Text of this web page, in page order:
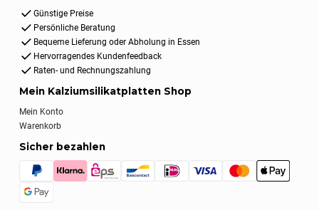
Günstige Preise
Persönliche Beratung
Bequeme Lieferung oder Abholung in Essen
Hervorragendes Kundenfeedback
Raten- und Rechnungszahlung
Mein Kalziumsilikatplatten Shop
Mein Konto
Warenkorb
Sicher bezahlen